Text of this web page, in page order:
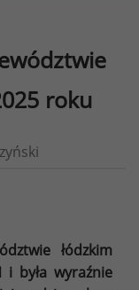
roku
łódzkim
była wyraźnie